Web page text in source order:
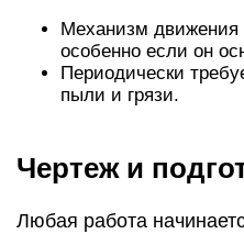
Механизм движения
особенно если он
Периодически
пыли и грязи.
Чертеж и
Любая работа